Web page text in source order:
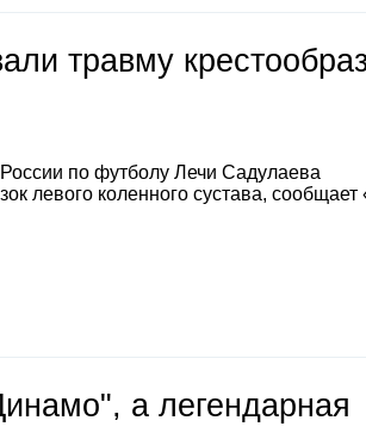
травму
по футболу Лечи Садулаева
левого коленного сустава, сообщает
а легендарная